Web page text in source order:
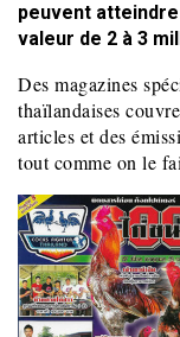
peuvent
valeur de 2 à 3
Des magazines
thaïlandaises
articles et des
tout comme on le